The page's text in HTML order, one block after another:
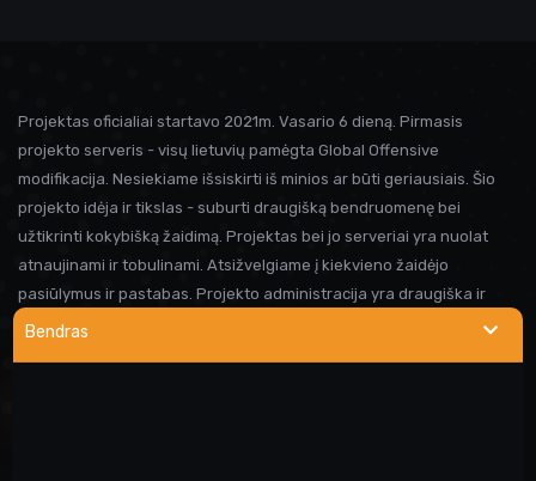
Bendras
Projektas oficialiai startavo 2021m. Vasario 6 dieną. Pirmasis
projekto serveris - visų lietuvių pamėgta Global Offensive
modifikacija. Nesiekiame išsiskirti iš minios ar būti geriausiais. Šio
projekto idėja ir tikslas - suburti draugišką bendruomenę bei
užtikrinti kokybišką žaidimą. Projektas bei jo serveriai yra nuolat
atnaujinami ir tobulinami. Atsižvelgiame į kiekvieno žaidėjo
pasiūlymus ir pastabas. Projekto administracija yra draugiška ir
visada linkusi padėti prireikus pagalbos. Iki susitikimo serveryje!